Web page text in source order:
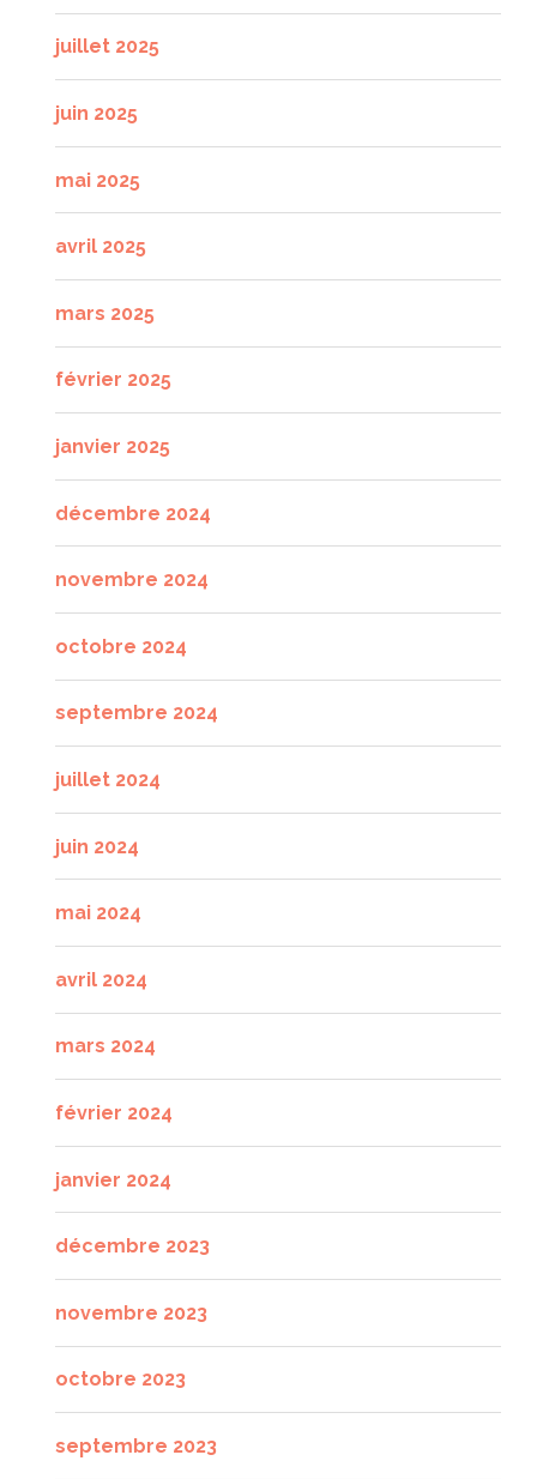
juillet 2025
juin 2025
mai 2025
avril 2025
mars 2025
février 2025
janvier 2025
décembre 2024
novembre 2024
octobre 2024
septembre 2024
juillet 2024
juin 2024
mai 2024
avril 2024
mars 2024
février 2024
janvier 2024
décembre 2023
novembre 2023
octobre 2023
septembre 2023